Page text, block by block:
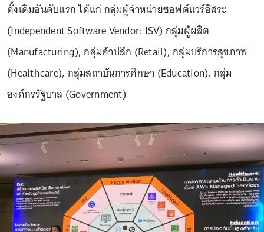
ดั้งเดิมอันดับแรก ได้แก่ กลุ่มผู้จำหน่ายซอฟต์แวร์อิสระ
(Independent Software Vendor: ISV) กลุ่มผู้ผลิต
(Manufacturing), กลุ่มค้าปลีก (Retail), กลุ่มบริการสุขภาพ
(Healthcare), กลุ่มสถาบันการศึกษา (Education), กลุ่ม
องค์กรรัฐบาล (Government)